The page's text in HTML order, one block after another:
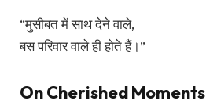
“मुसीबत में साथ देने वाले,
बस परिवार वाले ही होते हैं।”
On Cherished Moments